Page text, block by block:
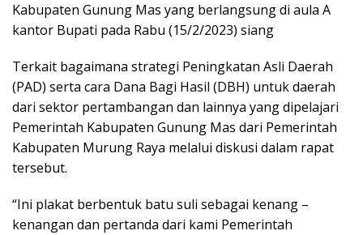
Kabupaten Gunung Mas yang berlangsung di aula A
kantor Bupati pada Rabu (15/2/2023) siang
Terkait bagaimana strategi Peningkatan Asli Daerah
(PAD) serta cara Dana Bagi Hasil (DBH) untuk daerah
dari sektor pertambangan dan lainnya yang dipelajari
Pemerintah Kabupaten Gunung Mas dari Pemerintah
Kabupaten Murung Raya melalui diskusi dalam rapat
tersebut.
“Ini plakat berbentuk batu suli sebagai kenang –
kenangan dan pertanda dari kami Pemerintah